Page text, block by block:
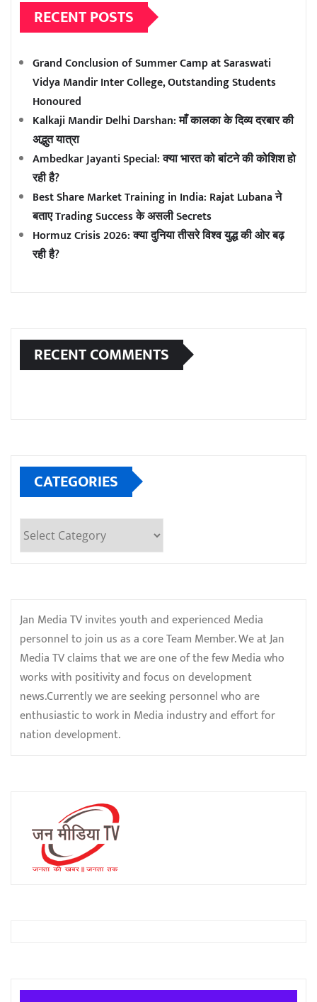
RECENT POSTS
Grand Conclusion of Summer Camp at Saraswati
Vidya Mandir Inter College, Outstanding Students
Honoured
Kalkaji Mandir Delhi Darshan: माँ कालका के दिव्य दरबार की
अद्भुत यात्रा
Ambedkar Jayanti Special: क्या भारत को बांटने की कोशिश हो
रही है?
Best Share Market Training in India: Rajat Lubana ने
बताए Trading Success के असली Secrets
Hormuz Crisis 2026: क्या दुनिया तीसरे विश्व युद्ध की ओर बढ़
रही है?
RECENT COMMENTS
CATEGORIES
Categories
Jan Media TV invites youth and experienced Media
personnel to join us as a core Team Member. We at Jan
Media TV claims that we are one of the few Media who
works with positivity and focus on development
news.Currently we are seeking personnel who are
enthusiastic to work in Media industry and effort for
nation development.